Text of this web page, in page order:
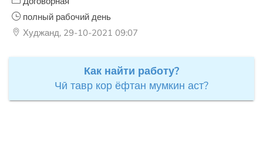
полный рабочий день
Худжанд, 29-10-2021 09:07
Как найти работу?
Чӣ тавр кор ёфтан мумкин аст?